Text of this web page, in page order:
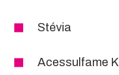
Stévia
Acessulfame K